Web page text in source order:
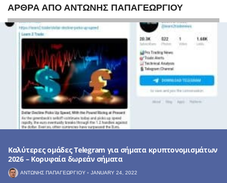
ΆΡΘΡΑ ΑΠΌ ΑΝΤΏΝΗΣ ΠΑΠΑΓΕΩΡΓΊΟΥ
Καλύτερες ομάδες Telegram για σήματα κρυπτονομισμάτων
2026 – Κορυφαία δωρεάν σήματα
ΑΝΤΏΝΗΣ ΠΑΠΑΓΕΩΡΓΊΟΥ JANUARY 24, 2022